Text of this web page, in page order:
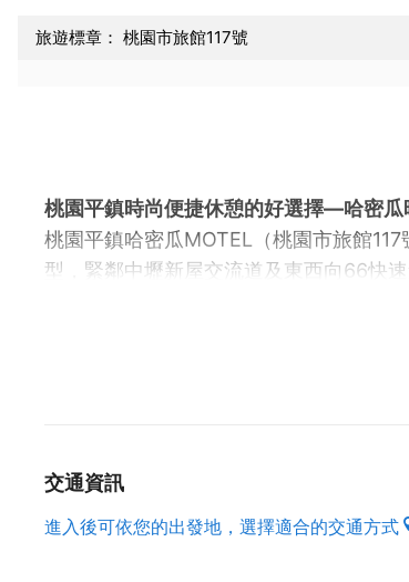
旅遊標章： 桃園市旅館117號
桃園平鎮時尚便捷休憩的好選擇—哈密瓜
桃園平鎮哈密瓜MOTEL（桃園市旅館
型，緊鄰中壢新屋交流道及東西向66快
方便，此外也可快速到達中壢觀光夜市
寢、石門水庫(石門活魚)、埔心牧場等桃
交通資訊
進入後可依您的出發地，選擇適合的交通方式